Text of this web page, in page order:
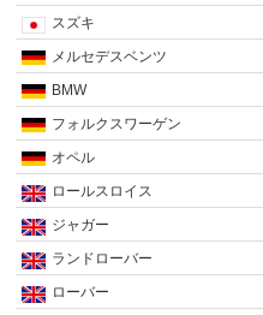
スズキ
メルセデスベンツ
BMW
フォルクスワーゲン
オペル
ロールスロイス
ジャガー
ランドローバー
ローバー